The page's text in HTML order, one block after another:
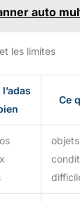
auto
les limites
Ce